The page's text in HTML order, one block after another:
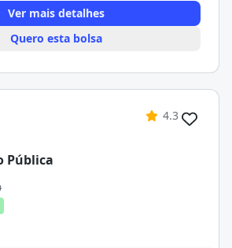
Ver mais detalhes
Quero esta bolsa
4.3
Pública